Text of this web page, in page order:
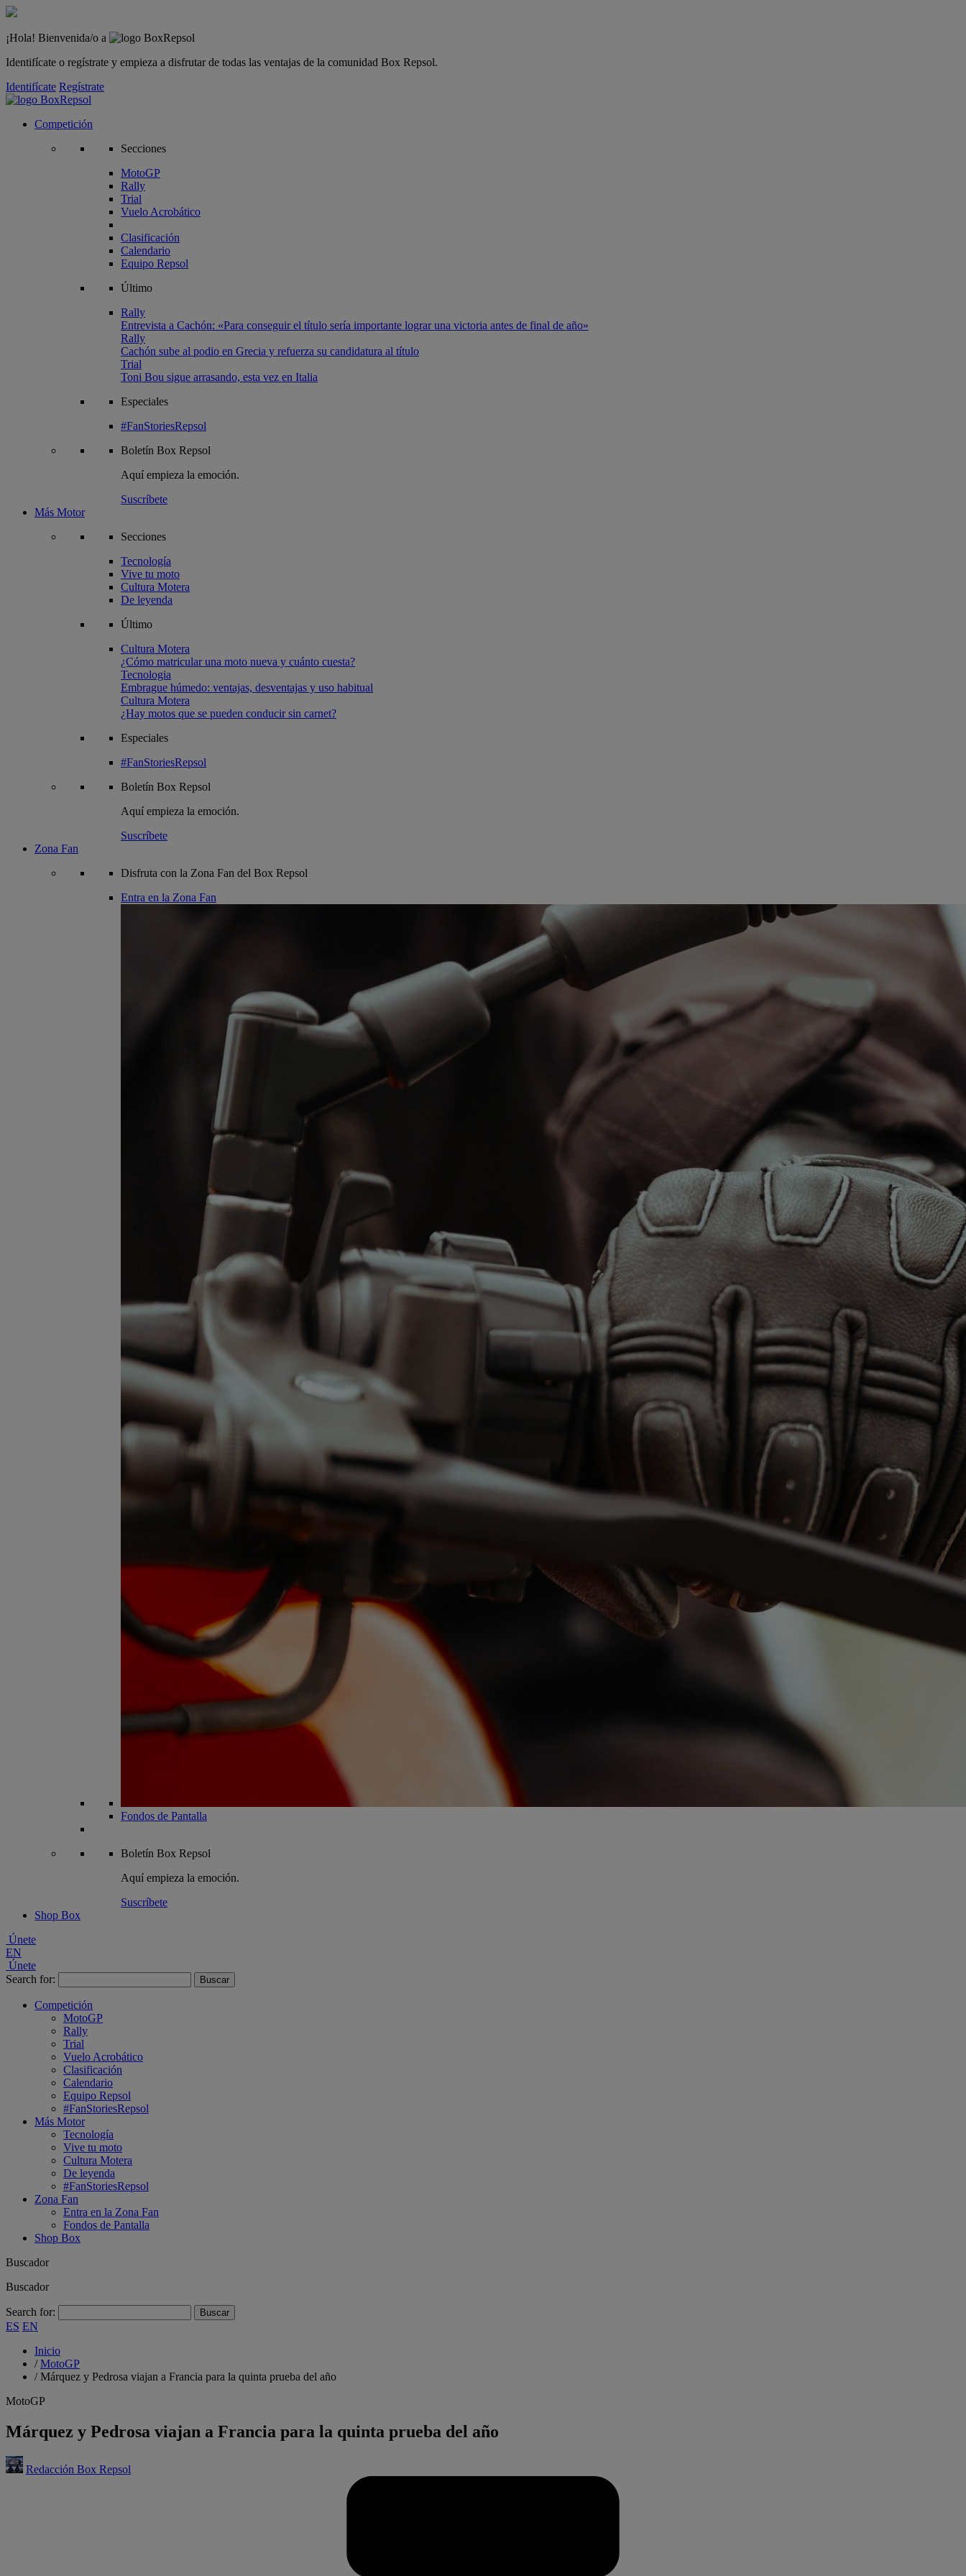
¡Hola! Bienvenida/o a
Identifícate o regístrate y empieza a disfrutar de todas las ventajas de la comunidad Box Repsol.
Identifícate Regístrate
Competición
Secciones
MotoGP
Rally
Trial
Vuelo Acrobático
Clasificación
Calendario
Equipo Repsol
Último
Rally
Entrevista a Cachón: «Para conseguir el título sería importante lograr una victoria antes de final de año»
Rally
Cachón sube al podio en Grecia y refuerza su candidatura al título
Trial
Toni Bou sigue arrasando, esta vez en Italia
Especiales
#FanStoriesRepsol
Boletín Box Repsol
Aquí empieza la emoción.
Suscríbete
Más Motor
Secciones
Tecnología
Vive tu moto
Cultura Motera
De leyenda
Último
Cultura Motera
¿Cómo matricular una moto nueva y cuánto cuesta?
Tecnologia
Embrague húmedo: ventajas, desventajas y uso habitual
Cultura Motera
¿Hay motos que se pueden conducir sin carnet?
Especiales
#FanStoriesRepsol
Boletín Box Repsol
Aquí empieza la emoción.
Suscríbete
Zona Fan
Disfruta con la Zona Fan del Box Repsol
Entra en la Zona Fan
Fondos de Pantalla
Boletín Box Repsol
Aquí empieza la emoción.
Suscríbete
Shop Box
Únete
EN
Únete
Search for:
Competición
MotoGP
Rally
Trial
Vuelo Acrobático
Clasificación
Calendario
Equipo Repsol
#FanStoriesRepsol
Más Motor
Tecnología
Vive tu moto
Cultura Motera
De leyenda
#FanStoriesRepsol
Zona Fan
Entra en la Zona Fan
Fondos de Pantalla
Shop Box
Buscador
Buscador
Search for:
ES EN
Inicio
/MotoGP
/Márquez y Pedrosa viajan a Francia para la quinta prueba del año
MotoGP
Márquez y Pedrosa viajan a Francia para la quinta prueba del año
Redacción Box Repsol